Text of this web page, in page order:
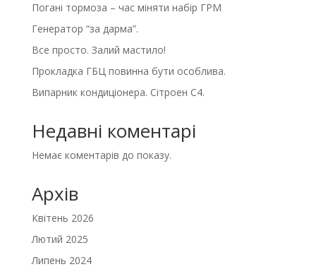
Погані тормоза – час міняти набір ГРМ
Генератор “за дарма”.
Все просто. Залий мастило!
Прокладка ГБЦ повинна бути особлива.
Випарник кондиціонера. Сітроен С4.
Недавні коментарі
Немає коментарів до показу.
Архів
Квітень 2026
Лютий 2025
Липень 2024